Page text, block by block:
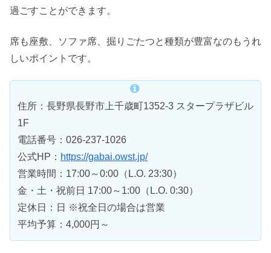
過ごすことができます。
席も座敷、ソファ席、掘りごたつと種類が豊富なのもうれ
しいポイントです。
住所：長野県長野市上千歳町1352-3 スタープラザビル
1F
電話番号：026-237-1026
公式HP： https://gabai.owst.jp/
営業時間：17:00～0:00（L.O. 23:30）
金・土・祝前日 17:00～1:00（L.O. 0:30）
定休日：日 ※祝全日の場合は営業
平均予算：4,000円～